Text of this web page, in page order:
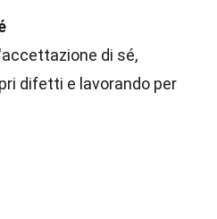
di sé,
difetti e lavorando per